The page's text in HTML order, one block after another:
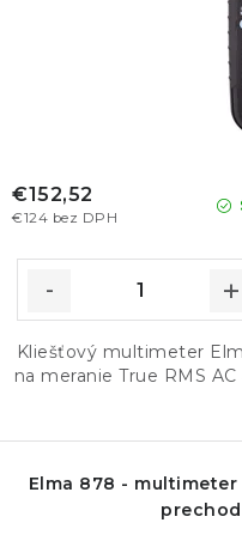
€124 bez DPH
€152,52
Kliešťový multimeter
na meranie True RMS
Elma 878 -